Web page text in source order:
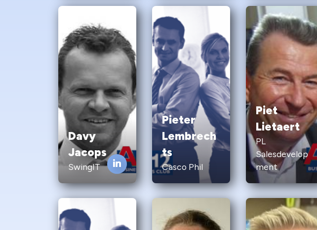
Davy
Jacops
SwingIT
Pieter
Lembrech
ts
Casco Phil
Piet
Lietaert
PL
Salesdevelop
ment